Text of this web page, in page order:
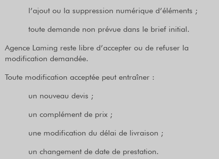
l’ajout ou la suppression numérique d’éléments ;
toute demande non prévue dans le brief initial.
Agence Laming reste libre d’accepter ou de refuser la
modification demandée.
Toute modification acceptée peut entraîner :
un nouveau devis ;
un complément de prix ;
une modification du délai de livraison ;
un changement de date de prestation.